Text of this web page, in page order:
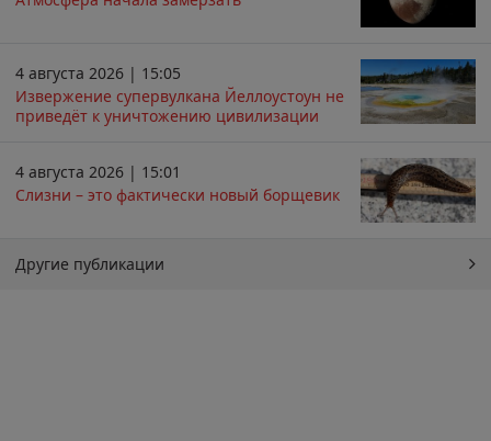
4 августа 2026 | 15:05
Извержение супервулкана Йеллоустоун не
приведёт к уничтожению цивилизации
4 августа 2026 | 15:01
Слизни – это фактически новый борщевик
Другие публикации